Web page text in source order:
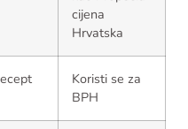
cijena
Hrvatska
Koristi se za
BPH